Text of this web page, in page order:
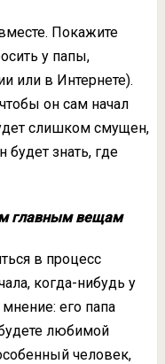
Покажите
у папы,
или в Интернете).
он сам начал
слишком смущен,
будет знать, где
главным вещам
в процесс
когда-нибудь у
его папа
любимой
человек,